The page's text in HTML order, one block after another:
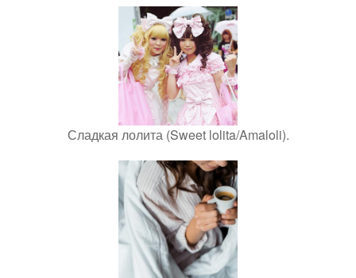
Сладкая лолита (Sweet lolita/Amaloli).